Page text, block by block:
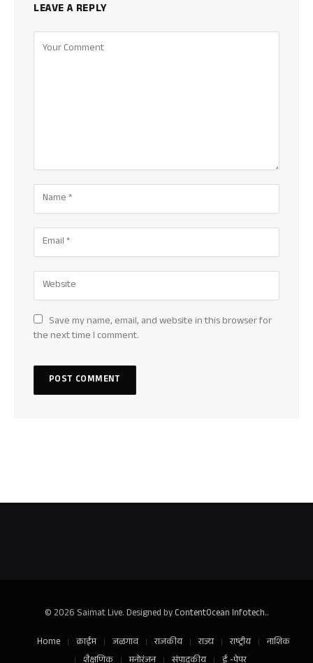
LEAVE A REPLY
Save my name, email, and website in this browser for
the next time I comment.
© 2026 Saimat Live. Designed byContentOcean Infotech..
Home
क्राईम जळगाव राजकीय राज्य राष्ट्रीय
नाशिक